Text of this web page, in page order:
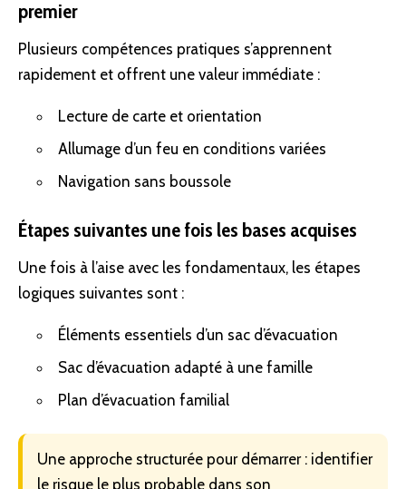
premier
Plusieurs compétences pratiques s’apprennent
rapidement et offrent une valeur immédiate :
Lecture de carte et orientation
Allumage d’un feu en conditions variées
Navigation sans boussole
Étapes suivantes une fois les bases acquises
Une fois à l’aise avec les fondamentaux, les étapes
logiques suivantes sont :
Éléments essentiels d’un sac d’évacuation
Sac d’évacuation adapté à une famille
Plan d’évacuation familial
Une approche structurée pour démarrer : identifier
le risque le plus probable dans son